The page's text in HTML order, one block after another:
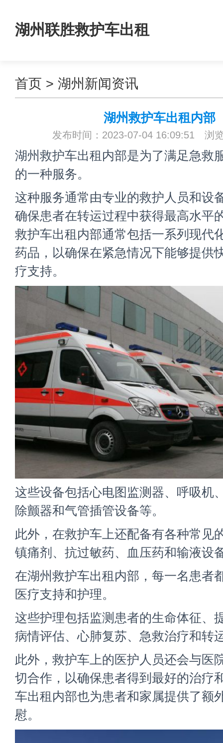
湖州联胜救护车出租
首页 > 湖州新闻资讯
湖州救护车出租内部
发布时间：2023-07-04 16:09:51 浏
湖州救护车出租内部是为了满足急救
的一种服务。
这种服务通常由专业的救护人员和设
确保患者在转运过程中获得最高水平
救护车出租内部通常包括一系列现代
药品，以确保在紧急情况下能够提供
疗支持。
这些设备包括心电图监测器、呼吸机
除颤器和气管插管设备等。
此外，在救护车上还配备有各种常见
镇痛剂、抗过敏药、血压药和输液设
在湖州救护车出租内部，每一名患者
医疗支持和护理。
这些护理包括监测患者的生命体征、
病情评估、心肺复苏、急救治疗和转
此外，救护车上的医护人员还会与医
切合作，以确保患者得到最好的治疗
车出租内部也为患者和家属提供了额
慰。